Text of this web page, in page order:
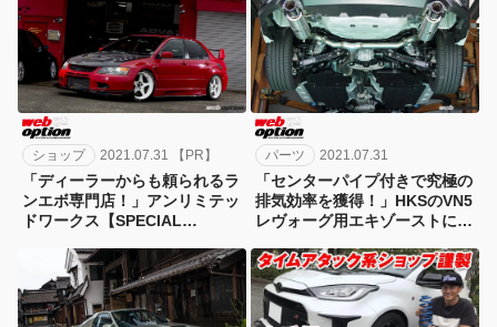
ショップ 2021.07.31 【PR】
「ディーラーからも頼られるラ
ンエボ専門店！」アンリミテッ
ドワークス【SPECIAL
パーツ 2021.07.31
「センターパイプ付きで究極の
排気効率を獲得！」HKSのVN5
レヴォーグ用エキゾーストに新